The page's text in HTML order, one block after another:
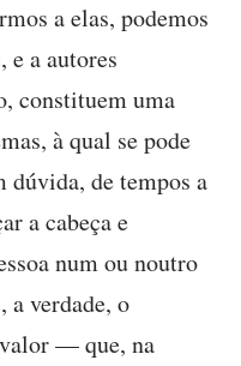
a elas, podemos
e a autores
constituem uma
à qual se pode
dúvida, de tempos a
a cabeça e
num ou noutro
a verdade, o
— que, na